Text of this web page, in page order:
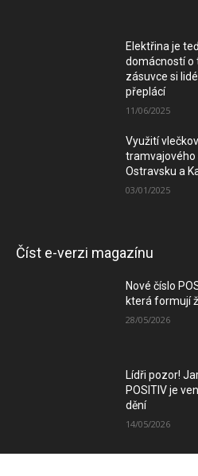
Elektřina je
domácností o
zásuvce si
přeplácí
11/06/2025
Využití
tramvajového
Ostravsku a
03/01/2025
Číst e-verzi magazínu
Nové číslo
která formují
28/05/2026
Lídři pozor!
POSITIV je
dění
14/05/2026